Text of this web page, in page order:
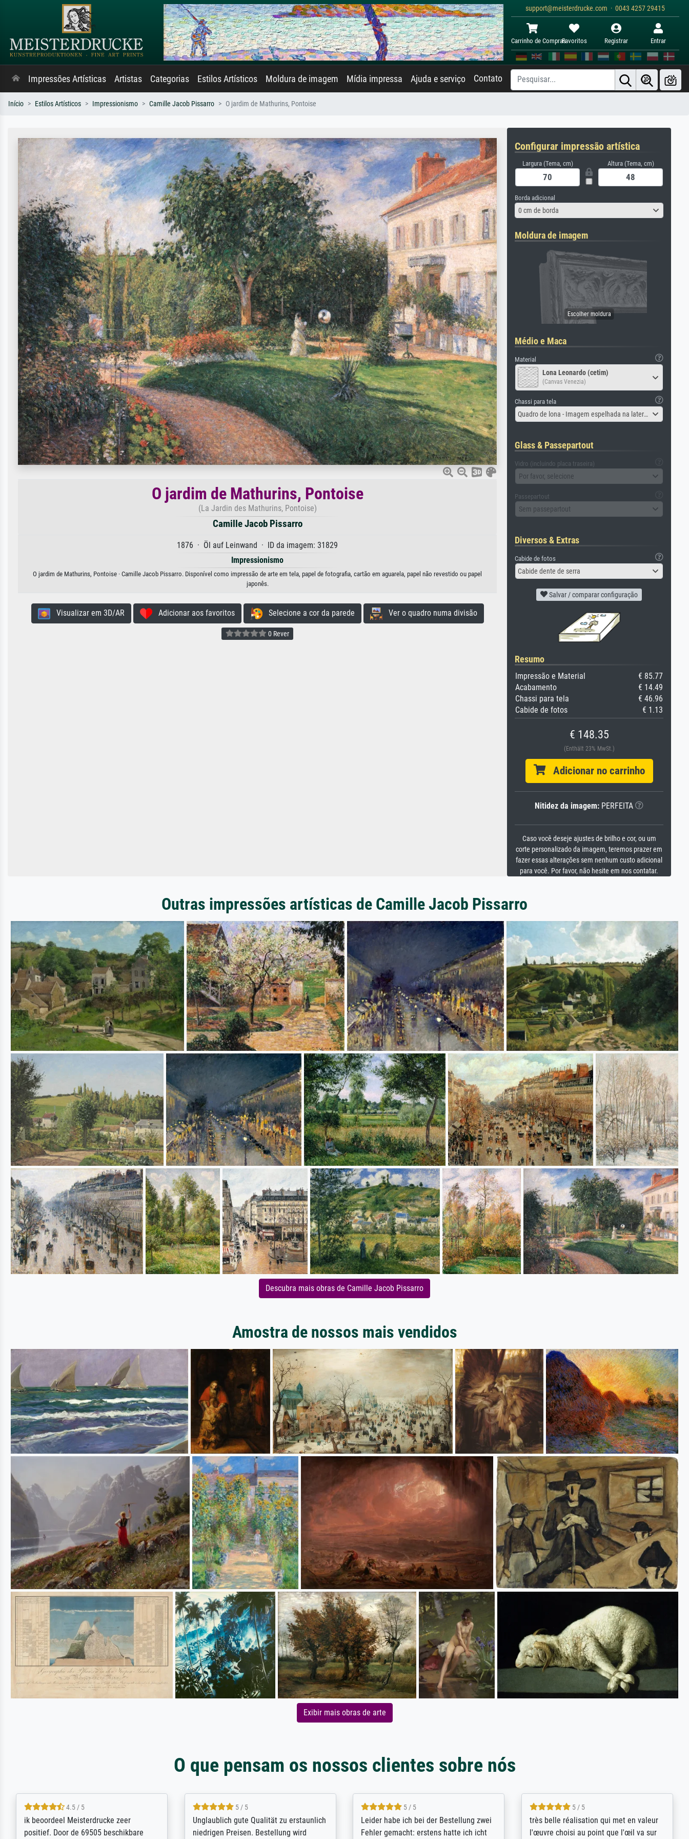
support@meisterdrucke.com · 0043 4257 29415
Carrinho de ComprasFavoritos Registrar Entrar
Impressões Artísticas Artistas Categorias Estilos Artísticos Moldura de imagem Mídia impressa Ajuda e serviço Contato
Início Estilos Artísticos Impressionismo Camille Jacob Pissarro O jardim de Mathurins, Pontoise
O jardim de Mathurins, Pontoise
(La Jardin des Mathurins, Pontoise)
Camille Jacob Pissarro
1876 · Öl auf Leinwand · ID da imagem: 31829
Impressionismo
O jardim de Mathurins, Pontoise · Camille Jacob Pissarro. Disponível como impressão de arte em tela, papel de fotografia, cartão em aguarela, papel não revestido ou papel
japonês.
Visualizar em 3D/AR Adicionar aos favoritos Selecione a cor da parede Ver o quadro numa divisão
0 Rever
Configurar impressão artística
Largura (Tema, cm) Altura (Tema, cm)
Borda adicional
0 cm de borda
Moldura de imagem
Médio e Maca
Material
Lona Leonardo (cetim)
(Canvas Venezia)
Chassi para tela
Quadro de lona - Imagem espelhada na lateral
Glass & Passepartout
Vidro (incluindo placa traseira)
Por favor, selecione
Passepartout
Sem passepartout
Diversos & Extras
Cabide de fotos
Cabide dente de serra
Salvar / comparar configuração
Resumo
Impressão e Material
€ 85.77
Acabamento
€ 14.49
Chassi para tela
€ 46.96
Cabide de fotos
€ 1.13
€ 148.35
(Enthält 23% MwSt.)
Adicionar no carrinho
Nitidez da imagem: PERFEITA
Caso você deseje ajustes de brilho e cor, ou um
corte personalizado da imagem, teremos prazer em
fazer essas alterações sem nenhum custo adicional
para você. Por favor, não hesite em nos contatar.
Outras impressões artísticas de Camille Jacob Pissarro
Descubra mais obras de Camille Jacob Pissarro
Amostra de nossos mais vendidos
Exibir mais obras de arte
O que pensam os nossos clientes sobre nós
5 / 5
Die Zufriedenheit ist auch nicht dadurch
getrübt, dass das Bild entgegen einer
5 / 5
Excellent / Highly recommended. The
selection, ordering and payment process
5 / 5
The team at Meisterdrucke strives to
meet its clients demands, and provides
5 / 5
eine große Auswahl an Bildern und
deren Reproduktionsmöglichkeiten;